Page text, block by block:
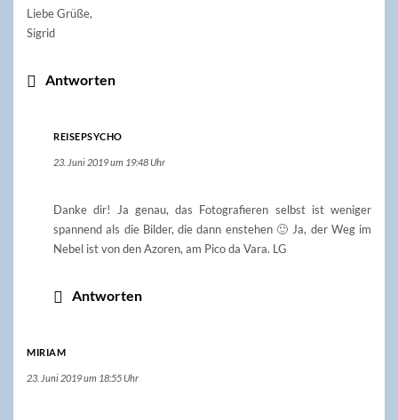
Liebe Grüße,
Sigrid
Antworten
REISEPSYCHO
23. Juni 2019 um 19:48 Uhr
Danke dir! Ja genau, das Fotografieren selbst ist weniger
spannend als die Bilder, die dann enstehen 🙂 Ja, der Weg im
Nebel ist von den Azoren, am Pico da Vara. LG
Antworten
MIRIAM
23. Juni 2019 um 18:55 Uhr